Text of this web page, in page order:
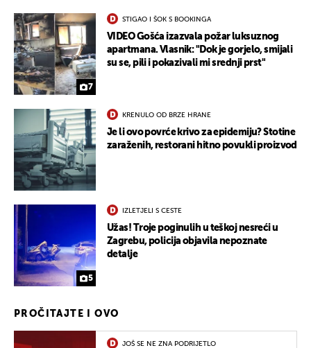
7
STIGAO I ŠOK S BOOKINGA
VIDEO Gošća izazvala požar luksuznog
apartmana. Vlasnik: "Dok je gorjelo, smijali
su se, pili i pokazivali mi srednji prst"
KRENULO OD BRZE HRANE
Je li ovo povrće krivo za epidemiju? Stotine
zaraženih, restorani hitno povukli proizvod
5
IZLETJELI S CESTE
Užas! Troje poginulih u teškoj nesreći u
Zagrebu, policija objavila nepoznate
detalje
PROČITAJTE I OVO
JOŠ SE NE ZNA PODRIJETLO